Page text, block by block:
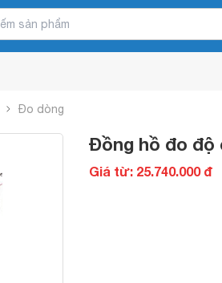
Đo dòng
Đồng hồ đo độ
Giá từ: 25.740.000 đ